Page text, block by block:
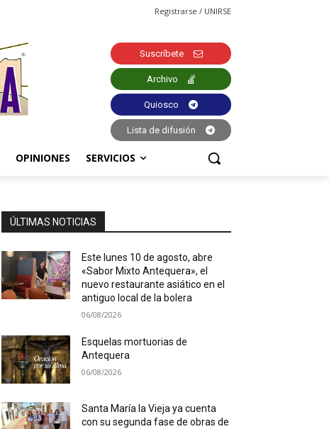
Registrarse / UNIRSE
Suscríbete
Archivo
Quiosco
Lista de difusión
OPINIONES SERVICIOS
ÚLTIMAS NOTICIAS
Este lunes 10 de agosto, abre
«Sabor Mixto Antequera», el
nuevo restaurante asiático en el
antiguo local de la bolera
06/08/2026
Esquelas mortuorias de
Antequera
06/08/2026
Santa María la Vieja ya cuenta
con su segunda fase de obras de